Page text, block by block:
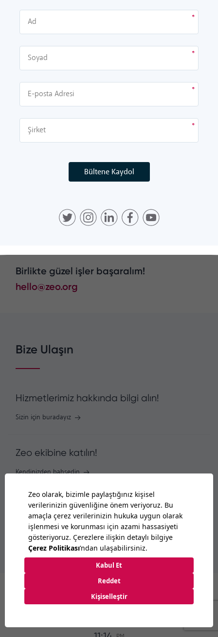
Bültene Kaydol
Birlikte güzel işler başaralım!
hello@zeo.org
Bize Ulaşın
Hizmetlerimiz hakkında bilgi alın!
Sizin için buradayız
Zeo ekibine katılın!
Kendinizden bahsedin
Merak ettiklerinizi bize sorun!
Buraya tıklayın